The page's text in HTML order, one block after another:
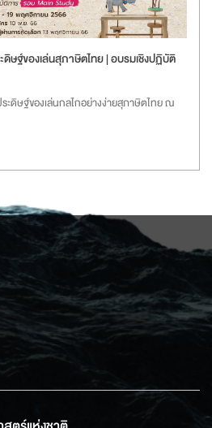
ษฐ์ของเล่นสุภาษิตไทย | อบรมเชิงปฏิบัติ
ดิษฐ์ของเล่นกลไกอย่างง่ายสุภาษิตไทย ณ